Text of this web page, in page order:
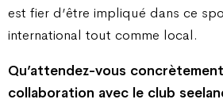
est fier d’être impliqué dans ce
international tout comme local.
Qu’attendez-vous
collaboration avec le club